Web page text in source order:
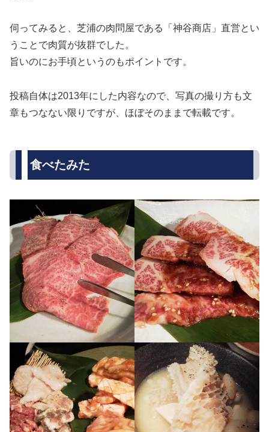
伺ってみると、芝浦の肉問屋である「神谷商店」直営とい
うことで肉質が抜群でした。
旨いのにお手頃というのもポイントです。
投稿自体は2013年にした内容なので、写真の撮り方も文
章もつなない限りですが、ほぼそのままで転載です。
食べたみた